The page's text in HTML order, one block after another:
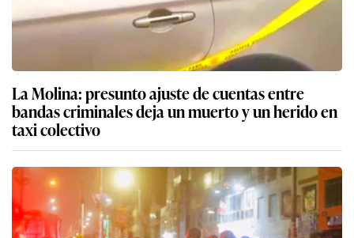
La Molina: presunto ajuste de cuentas entre
bandas criminales deja un muerto y un herido en
taxi colectivo